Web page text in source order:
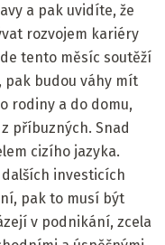
a pak uvidíte, že
rozvojem kariéry
tento měsíc soutěží
pak budou váhy mít
rodiny a do domu,
příbuzných. Snad
cizího jazyka.
investicích
pak to musí být
v podnikání, zcela